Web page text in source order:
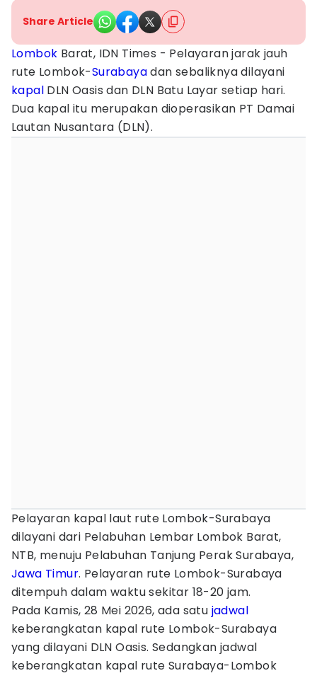
Share Article
Lombok Barat, IDN Times - Pelayaran jarak jauh
rute Lombok-Surabayadan sebaliknya dilayani
kapal DLN Oasis dan DLN Batu Layar setiap hari.
Dua kapal itu merupakan dioperasikan PT Damai
Lautan Nusantara (DLN).
Pelayaran kapal laut rute Lombok-Surabaya
dilayani dari Pelabuhan Lembar Lombok Barat,
NTB, menuju Pelabuhan Tanjung Perak Surabaya,
Jawa Timur. Pelayaran rute Lombok-Surabaya
ditempuh dalam waktu sekitar 18-20 jam.
Pada Kamis, 28 Mei 2026, ada satu jadwal
keberangkatan kapal rute Lombok-Surabaya
yang dilayani DLN Oasis. Sedangkan jadwal
keberangkatan kapal rute Surabaya-Lombok